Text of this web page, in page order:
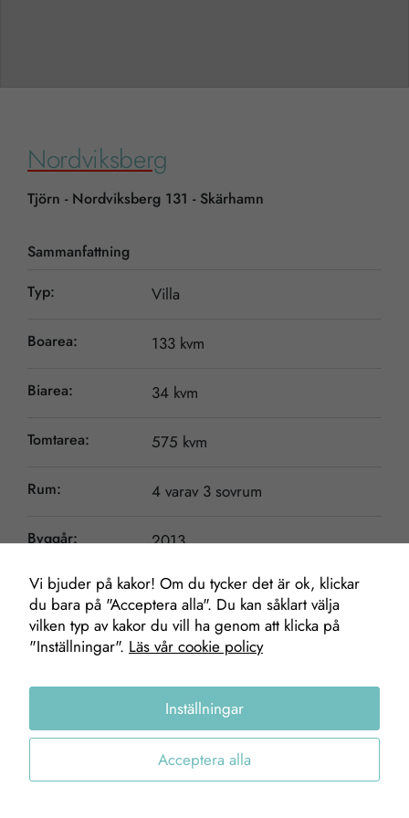
Nordviksberg
Tjörn - Nordviksberg 131 - Skärhamn
Sammanfattning
Typ:
Villa
Boarea: 133 kvm
Biarea: 34 kvm
Tomtarea: 575 kvm
Rum: 4 varav 3 sovrum
Byggår: 2013
Peter Karlsson
Fastighetsmäklare
Vi bjuder på kakor! Om du tycker det är ok, klickar
du bara på "Acceptera alla". Du kan såklart välja
vilken typ av kakor du vill ha genom att klicka på
"Inställningar". Läs vår cookie policy
Inställningar
Acceptera alla
Nödvändiga
Dessa kakor
går inte att
välja bort. De
behövs för att
hemsidan
över huvud
taget ska
fungera.